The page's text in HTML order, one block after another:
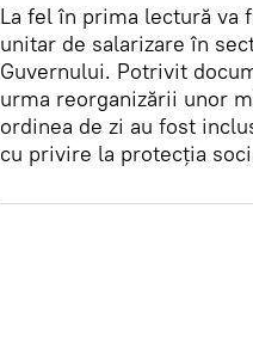
La fel în prima lectură va
unitar de salarizare în
Guvernului. Potrivit
urma reorganizării unor
ordinea de zi au fost
cu privire la protecția